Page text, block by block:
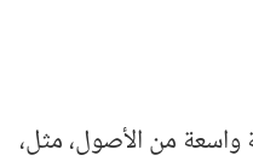
من الأصول، مثل،